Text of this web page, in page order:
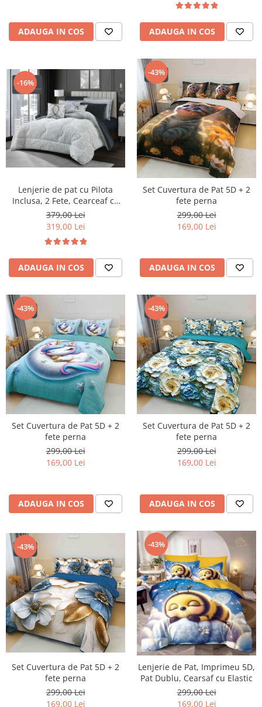
ADAUGA IN COS ADAUGA IN COS
-16%
Lenjerie de pat cu Pilota
Inclusa, 2 Fete, Cearceaf cu
Elastic, 6 Piese, Blana de
Iepure Artificiala si Catifea,
Gri Antracit
379,00 Lei
319,00 Lei
ADAUGA IN COS
-43%
Set Cuvertura de Pat 5D + 2
fete perna
299,00 Lei
169,00 Lei
ADAUGA IN COS
-43%
Set Cuvertura de Pat 5D + 2
fete perna
299,00 Lei
169,00 Lei
ADAUGA IN COS
-43%
Set Cuvertura de Pat 5D + 2
fete perna
299,00 Lei
169,00 Lei
ADAUGA IN COS
-43%
Set Cuvertura de Pat 5D + 2
fete perna
299,00 Lei
169,00 Lei
-43%
Lenjerie de Pat, Imprimeu 5D,
Pat Dublu, Cearsaf cu Elastic
299,00 Lei
169,00 Lei